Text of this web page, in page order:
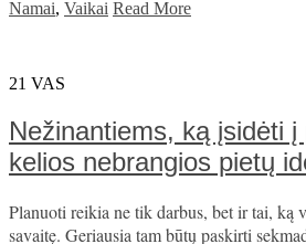
Namai, Vaikai Read More
21 VAS
Nežinantiems, ką įsidėti į
kelios nebrangios pietų
Planuoti reikia ne tik darbus, bet ir tai, ką
savaitę. Geriausia tam būtų paskirti